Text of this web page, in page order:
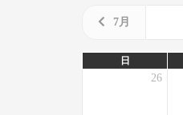
7月
日
26